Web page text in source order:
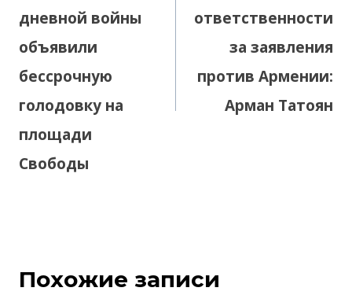
дневной войны
объявили
бессрочную
голодовку на
площади
Свободы
ответственности
за заявления
против Армении:
Арман Татоян
Похожие записи